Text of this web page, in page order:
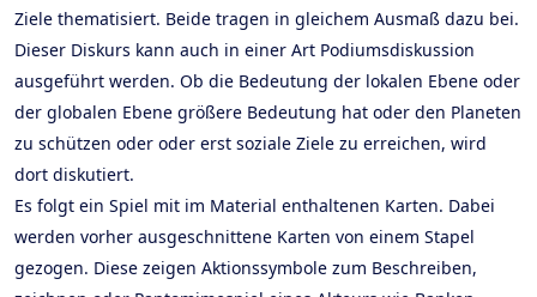
Ziele thematisiert. Beide tragen in gleichem Ausmaß dazu bei.
Dieser Diskurs kann auch in einer Art Podiumsdiskussion
ausgeführt werden. Ob die Bedeutung der lokalen Ebene oder
der globalen Ebene größere Bedeutung hat oder den Planeten
zu schützen oder oder erst soziale Ziele zu erreichen, wird
dort diskutiert.
Es folgt ein Spiel mit im Material enthaltenen Karten. Dabei
werden vorher ausgeschnittene Karten von einem Stapel
gezogen. Diese zeigen Aktionssymbole zum Beschreiben,